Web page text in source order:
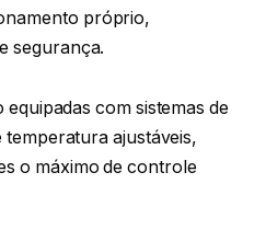
próprio,
segurança.
equipadas com sistemas de
ajustáveis,
o máximo de controle